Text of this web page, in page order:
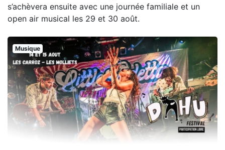
s’achèvera ensuite avec une journée familiale et un
open air musical les 29 et 30 août.
Musique